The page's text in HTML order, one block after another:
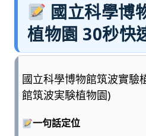
國立科學博
植物園 30秒快
國立科學博物館筑波實驗
館筑波実験植物園)
一句話定位